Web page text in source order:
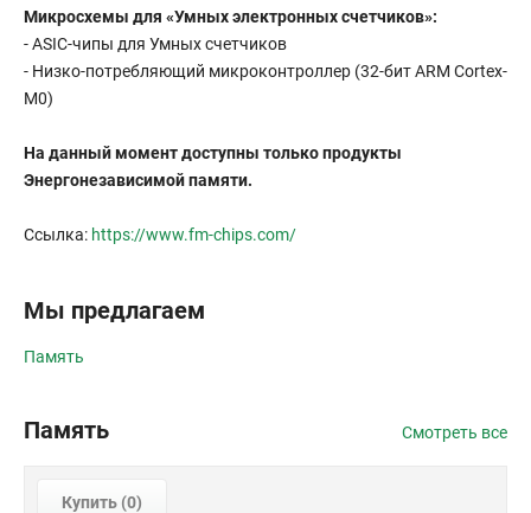
Микросхемы для «Умных электронных счетчиков»:
- ASIC-чипы для Умных счетчиков
- Низко-потребляющий микроконтроллер (32-бит ARM Cortex-
M0)
На данный момент доступны только продукты
Энергонезависимой памяти.
Ссылка: https://www.fm-chips.com/
Мы предлагаем
Память
Память Смотреть все
Купить (0)